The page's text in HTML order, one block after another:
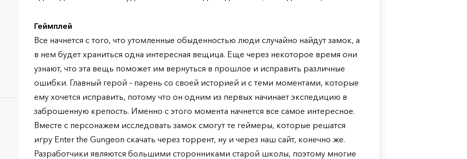
Геймплей
Все начнется с того, что утомленные обыденностью люди случайно найдут замок, а
в нем будет храниться одна интересная вещица. Еще через некоторое время они
узнают, что эта вещь поможет им вернуться в прошлое и исправить различные
ошибки. Главный герой – парень со своей историей и с теми моментами, которые
ему хочется исправить, потому что он одним из первых начинает экспедицию в
заброшенную крепость. Именно с этого момента начнется все самое интересное.
Вместе с персонажем исследовать замок смогут те геймеры, которые решатся
игру Enter the Gungeon скачать через торрент, ну и через наш сайт, конечно же.
Разработчики являются большими сторонниками старой школы, поэтому многие